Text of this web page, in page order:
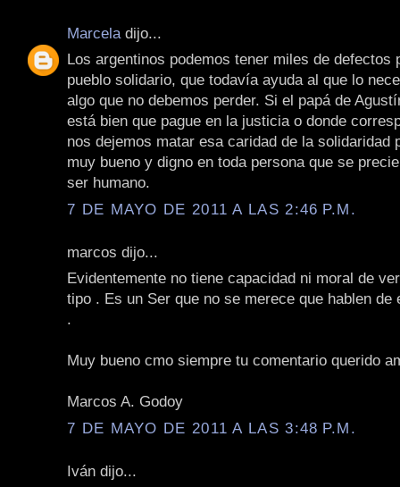
Marcela dijo...
Los argentinos podemos tener miles de defectos
pueblo solidario, que todavía ayuda al que lo
algo que no debemos perder. Si el papá de
está bien que pague en la justicia o donde
nos dejemos matar esa caridad de la solidaridad
muy bueno y digno en toda persona que se
ser humano.
7 DE MAYO DE 2011 A LAS 2:46 P.M.
marcos dijo...
Evidentemente no tiene capacidad ni moral de
tipo . Es un Ser que no se merece que hablen de
.
Muy bueno cmo siempre tu comentario querido
Marcos A. Godoy
7 DE MAYO DE 2011 A LAS 3:48 P.M.
Iván dijo...